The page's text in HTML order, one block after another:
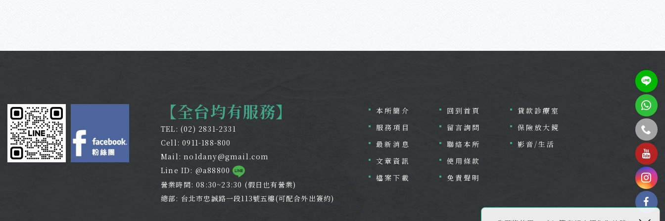
tel
【全台均有服務】
TEL: (02) 2831-2331
Cell:0911-188-800
Mail:no1dany@gmail.com
Line ID: @a88800
營業時間: 08:30~23:30 (假日也有營業)
總部: 台北市忠誠路一段113號五樓(可配合外出簽約)
本所簡介
服務項目
最新消息
文章資訊
檔案下載
回到首頁
留言詢問
聯絡本所
使用條款
免責聲明
貸款診療室
保險放大鏡
影音/生活